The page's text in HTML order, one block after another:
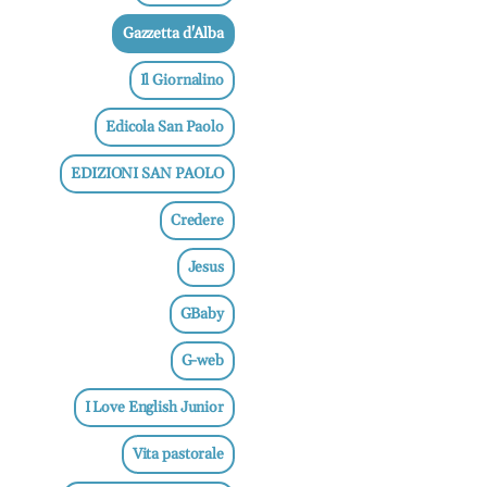
Gazzetta d'Alba
Il Giornalino
Edicola San Paolo
EDIZIONI SAN PAOLO
Credere
Jesus
GBaby
G-web
I Love English Junior
Vita pastorale